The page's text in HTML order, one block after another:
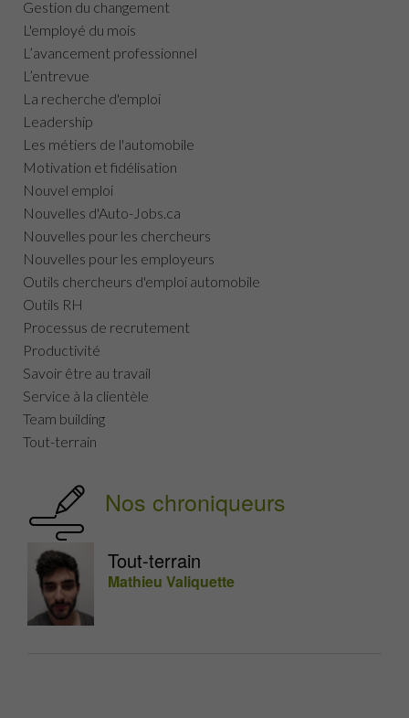
Gestion du changement
L'employé du mois
L’avancement professionnel
L’entrevue
La recherche d'emploi
Leadership
Les métiers de l'automobile
Motivation et fidélisation
Nouvel emploi
Nouvelles d'Auto-Jobs.ca
Nouvelles pour les chercheurs
Nouvelles pour les employeurs
Outils chercheurs d'emploi automobile
Outils RH
Processus de recrutement
Productivité
Savoir être au travail
Service à la clientèle
Team building
Tout-terrain
Nos chroniqueurs
Tout-terrain
Mathieu Valiquette